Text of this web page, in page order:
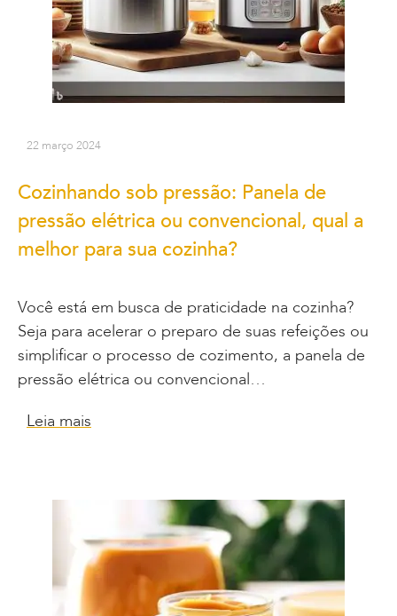
22 março 2024
Cozinhando sob pressão: Panela de
pressão elétrica ou convencional, qual a
melhor para sua cozinha?
Você está em busca de praticidade na cozinha?
Seja para acelerar o preparo de suas refeições ou
simplificar o processo de cozimento, a panela de
pressão elétrica ou convencional…
Leia mais